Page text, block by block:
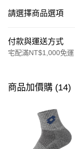
請選擇商品選項
付款與運送方式
宅配滿NT$1,000免運
信用卡一次付款
Apple Pay
商品加價購 (14)